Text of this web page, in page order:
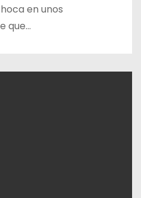
en unos
que…